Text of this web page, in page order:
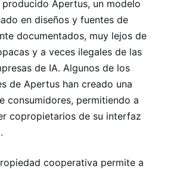
Apertus, un modelo
en diseños y fuentes de
documentados, muy lejos de
y a veces ilegales de las
de IA. Algunos de los
de Apertus han creado una
consumidores, permitiendo a
copropietarios de su interfaz
cooperativa permite a